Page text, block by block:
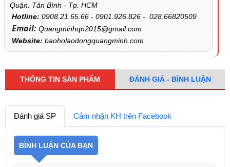
Quận. Tân Bình - Tp. HCM
Hotline: 0908.21.65.66 - 0901.926.826 - 028.66820509
Email: Quangminhqn2015@gmail.com
Website: baoholaodongquangminh.com
THÔNG TIN SẢN PHẨM ĐÁNH GIÁ - BÌNH LUẬN
Đánh giá SP Cảm nhận KH trên Facebook
BÌNH LUẬN CỦA BẠN